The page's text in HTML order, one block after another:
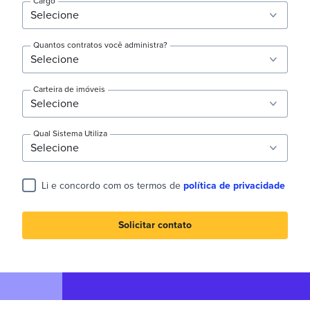
Quantos contratos você administra?
Carteira de imóveis
Qual Sistema Utiliza
Li e concordo com os termos de política de privacidade
Solicitar contato